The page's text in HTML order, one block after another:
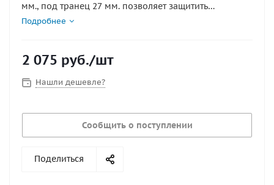
мм., под транец 27 мм. позволяет защитить
поверхность транца от повреждения пятаками
Подробнее
2 075 руб./шт
Нашли дешевле?
Сообщить о поступлении
Поделиться